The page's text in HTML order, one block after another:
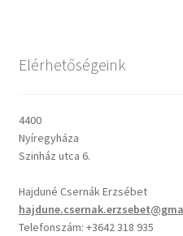
Napi Ige: Evangélikus
Mindennapi kenyerünk
Elérhetőségeink
4400
Nyíregyháza
Szinház utca 6.
Hajduné Csernák Erzsébet
Telefonszám: +3642 318 935